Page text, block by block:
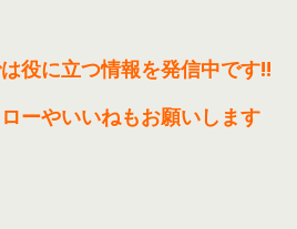
役に立つ情報を発信中です!!
ーやいいねもお願いします